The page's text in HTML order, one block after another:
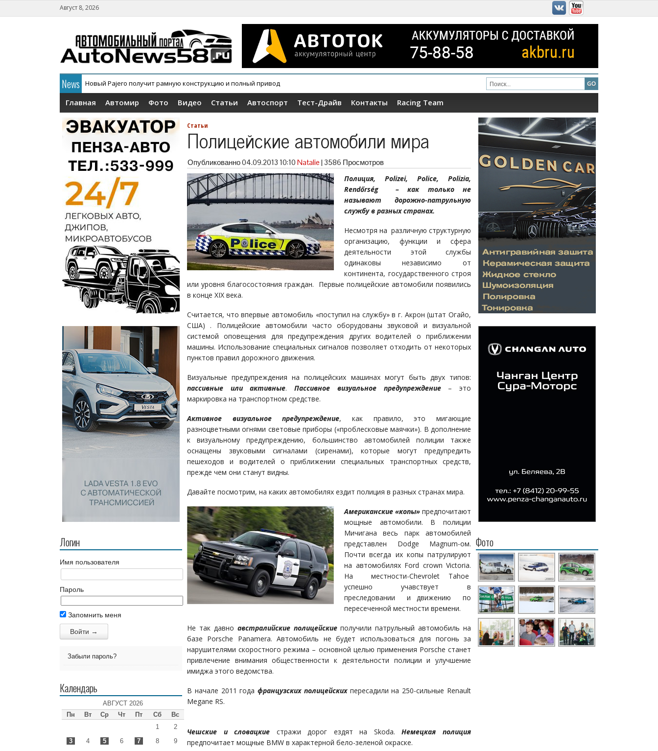
Август 8, 2026
News В России официально дебютировал кроссовер Wey V9X
Главная Автомир Фото Видео Статьи Автоспорт Тест-Драйв Контакты Racing Team
Логин
Имя пользователя
Пароль
Запомнить меня
Забыли пароль?
Календарь
АВГУСТ 2026
Пн
Вт Ср Чт Пт Сб Вс
1
2
3
4 5 6 7 8
9
Статьи
Полицейские автомобили мира
Опубликованно04.09.2013 10:10 Natalie | 3586 Просмотров
Полиция, Polizei, Police, Polizia,
Rendőrség – как только не
называют дорожно-патрульную
службу в разных странах.
Несмотря на различную структурную
организацию, функции и сфера
деятельности этой службы
одинаковы независимо от
континента, государственного строя
или уровня благосостояния граждан. Первые полицейские автомобили появились
в конце ХIХ века.
Считается, что впервые автомобиль «поступил на службу» в г. Акрон (штат Огайо,
США) . Полицейские автомобили часто оборудованы звуковой и визуальной
системой оповещения для предупреждения других водителей о приближении
машины. Использование специальных сигналов позволяет отходить от некоторых
пунктов правил дорожного движения.
Визуальные предупреждения на полицейских машинах могут быть двух типов:
пассивные или активные.Пассивное визуальное предупреждение– это
маркировка на транспортном средстве.
Активное визуальное предупреждение, как правило, это мигающие
разноцветными огнями световые приборы («проблесковые маячки»). В дополнение
к визуальному предупреждению, большинство автомобилей полиции также
оснащены звуковыми сигналами (сиренами), которые могут предупредить
пешеходов и водителей о приближении специальных транспортных средств,
прежде чем они станут видны.
Давайте посмотрим, на каких автомобилях ездит полиция в разных странах мира.
Американские «копы» предпочитают
мощные автомобили. В полиции
Мичигана весь парк автомобилей
представлен Dodge Magnum-ом.
Почти всегда их копы патрулируют
на автомобилях Ford crown Victoria.
На местности-Chevrolet Tahoe
успешно учавствует в
преследовании и движению по
пересеченной местности времени.
Не так давно австралийские полицейскиеполучили патрульный автомобиль на
базе Porsche Panamera. Автомобиль не будет использоваться для погонь за
нарушителями скоростного режима – основной целью применения Porsche станет
привлечение внимания общественности к деятельности полиции и улучшение
имиджа этого ведомства.
В начале 2011 годафранцузских полицейскихпересадили на 250-сильные Renault
Megane RS.
Чешские и словацкие стражи дорог ездят на Skoda.Немецкая полиция
предпочитает мощные BMW в характерной бело-зеленой окраске.
Фото